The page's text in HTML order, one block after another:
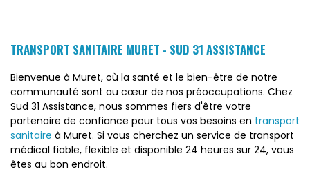
TRANSPORT SANITAIRE MURET - SUD 31 ASSISTANCE
Bienvenue à Muret, où la santé et le bien-être de notre
communauté sont au cœur de nos préoccupations. Chez
Sud 31 Assistance, nous sommes fiers d'être votre
partenaire de confiance pour tous vos besoins en transport
sanitaire à Muret. Si vous cherchez un service de transport
médical fiable, flexible et disponible 24 heures sur 24, vous
êtes au bon endroit.